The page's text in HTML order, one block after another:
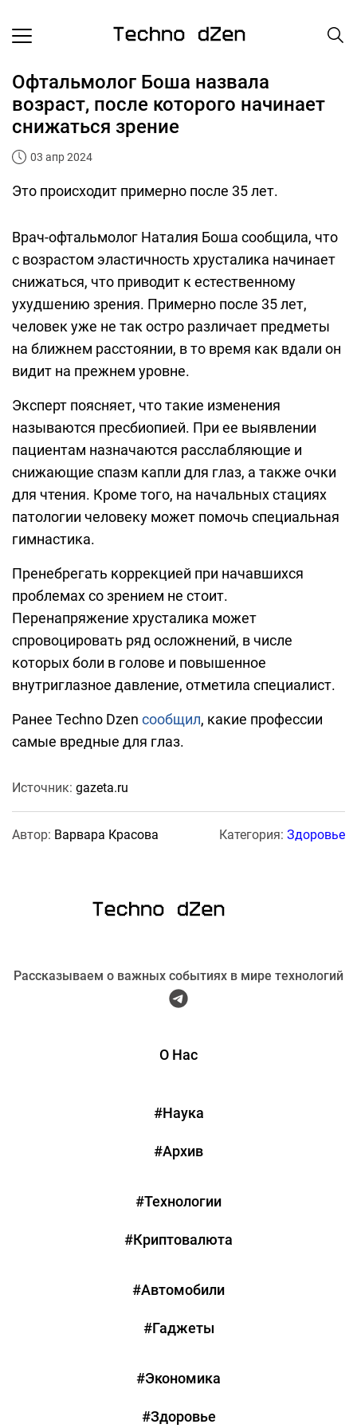
Офтальмолог Боша назвала
возраст, после которого начинает
снижаться зрение
03 апр 2024
Это происходит примерно после 35 лет.
Врач-офтальмолог Наталия Боша сообщила, что
с возрастом эластичность хрусталика начинает
снижаться, что приводит к естественному
ухудшению зрения. Примерно после 35 лет,
человек уже не так остро различает предметы
на ближнем расстоянии, в то время как вдали он
видит на прежнем уровне.
Эксперт поясняет, что такие изменения
называются пресбиопией. При ее выявлении
пациентам назначаются расслабляющие и
снижающие спазм капли для глаз, а также очки
для чтения. Кроме того, на начальных стациях
патологии человеку может помочь специальная
гимнастика.
Пренебрегать коррекцией при начавшихся
проблемах со зрением не стоит.
Перенапряжение хрусталика может
спровоцировать ряд осложнений, в числе
которых боли в голове и повышенное
внутриглазное давление, отметила специалист.
Ранее Techno Dzen сообщил, какие профессии
самые вредные для глаз.
Источник: gazeta.ru
Автор: Варвара Красова Категория: Здоровье
Рассказываем о важных событиях в мире технологий
О Нас
#Наука
#Архив
#Технологии
#Криптовалюта
#Автомобили
#Гаджеты
#Экономика
#Здоровье